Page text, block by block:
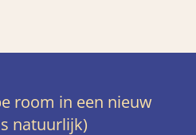
room in een nieuw
natuurlijk)